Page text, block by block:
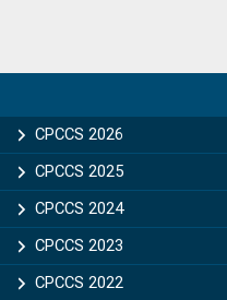
Sidebar
CPCCS 2026
CPCCS 2025
CPCCS 2024
CPCCS 2023
CPCCS 2022